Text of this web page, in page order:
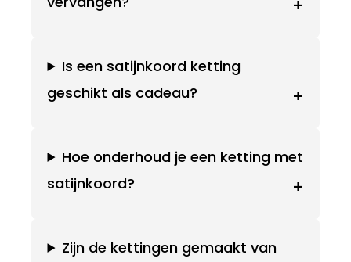
+
Is een satijnkoord ketting
geschikt als cadeau?
+
Hoe onderhoud je een ketting met
satijnkoord?
+
Zijn de kettingen gemaakt van